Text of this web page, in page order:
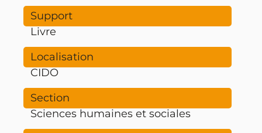
Livre
CIDO
Sciences humaines et sociales